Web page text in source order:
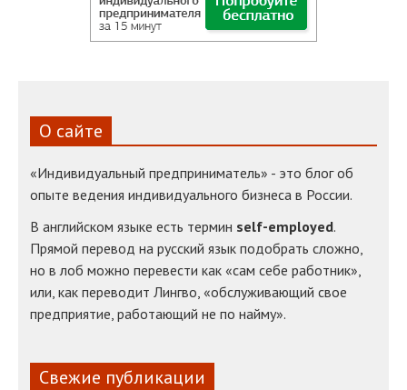
О сайте
«Индивидуальный предприниматель» - это блог об
опыте ведения индивидуального бизнеса в России.
В английском языке есть термин self-employed.
Прямой перевод на русский язык подобрать сложно,
но в лоб можно перевести как «сам себе работник»,
или, как переводит Лингво, «обслуживающий свое
предприятие, работающий не по найму».
Свежие публикации